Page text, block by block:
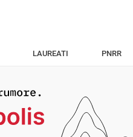
LAUREATI PNRR